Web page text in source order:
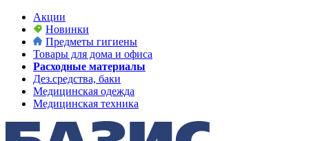
Акции
Новинки
Предметы гигиены
Товары для дома и офиса
Расходные материалы
Дез.средства, баки
Медицинская одежда
Медицинская техника